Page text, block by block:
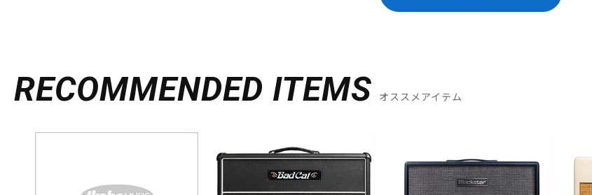
RECOMMENDED ITEMS オススメアイテム